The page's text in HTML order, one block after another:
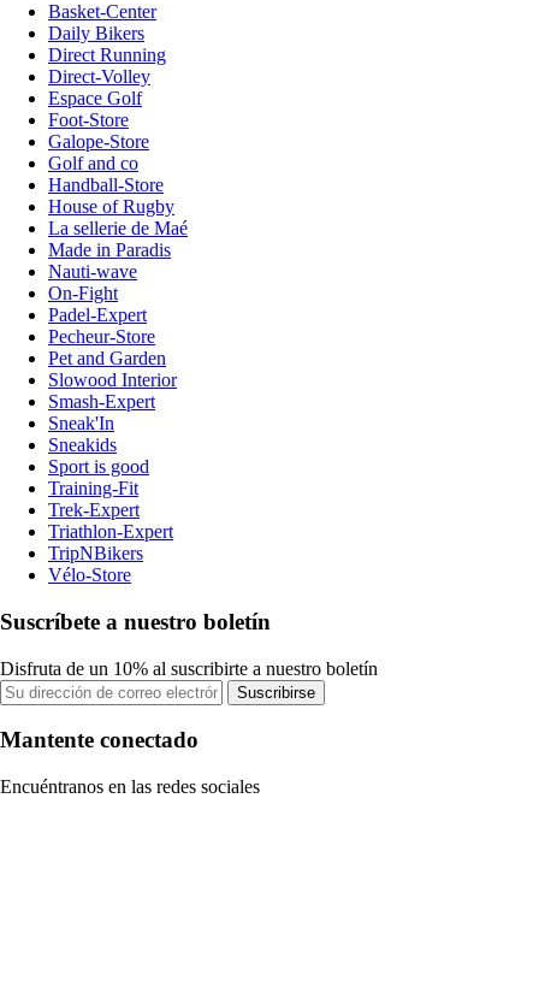
Basket-Center
Daily Bikers
Direct Running
Direct-Volley
Espace Golf
Foot-Store
Galope-Store
Golf and co
Handball-Store
House of Rugby
La sellerie de Maé
Made in Paradis
Nauti-wave
On-Fight
Padel-Expert
Pecheur-Store
Pet and Garden
Slowood Interior
Smash-Expert
Sneak'In
Sneakids
Sport is good
Training-Fit
Trek-Expert
Triathlon-Expert
TripNBikers
Vélo-Store
Suscríbete a nuestro boletín
Disfruta de un 10% al suscribirte a nuestro boletín
Suscribirse
Mantente conectado
Encuéntranos en las redes sociales